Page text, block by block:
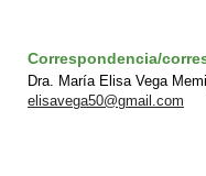
Correspondencia/
Dra. María Elisa Vega
elisavega50@gmail.com